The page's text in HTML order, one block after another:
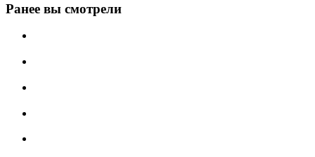
Ранее вы смотрели